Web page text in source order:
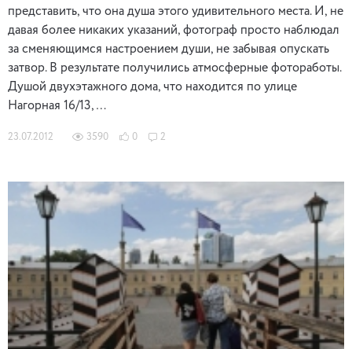
представить, что она душа этого удивительного места. И, не
давая более никаких указаний, фотограф просто наблюдал
за сменяющимся настроением души, не забывая опускать
затвор. В результате получились атмосферные фотоработы.
Душой двухэтажного дома, что находится по улице
Нагорная 16/13, …
23.07.2012 3590 0 2